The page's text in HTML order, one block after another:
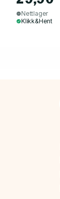
Nettlager
Klikk&Hent